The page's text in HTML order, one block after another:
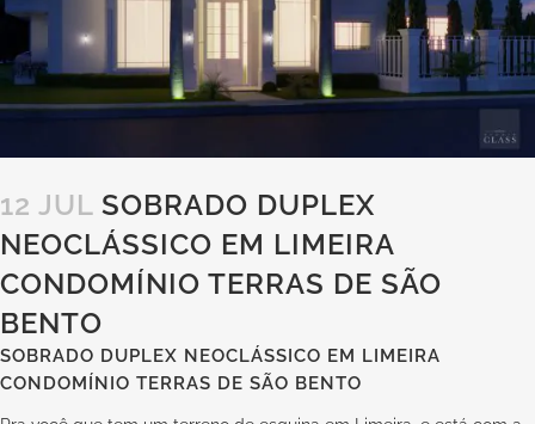
12 JUL SOBRADO DUPLEX
NEOCLÁSSICO EM LIMEIRA
CONDOMÍNIO TERRAS DE SÃO
BENTO
SOBRADO DUPLEX NEOCLÁSSICO EM LIMEIRA
CONDOMÍNIO TERRAS DE SÃO BENTO